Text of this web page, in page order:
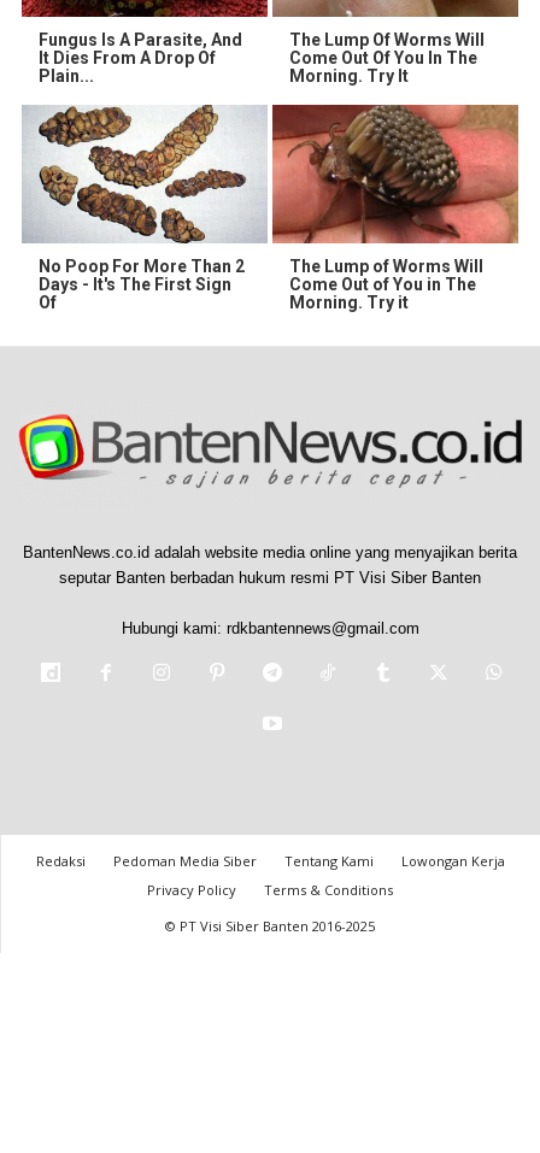
Fungus Is A Parasite, And
It Dies From A Drop Of
Plain...
The Lump Of Worms Will
Come Out Of You In The
Morning. Try It
No Poop For More Than 2
Days - It's The First Sign
Of
The Lump of Worms Will
Come Out of You in The
Morning. Try it
BantenNews.co.id adalah website media online yang menyajikan berita
seputar Banten berbadan hukum resmi PT Visi Siber Banten
Hubungi kami: rdkbantennews@gmail.com
Redaksi Pedoman Media Siber Tentang Kami
Lowongan Kerja
Privacy Policy
Terms & Conditions
© PT Visi Siber Banten 2016-2025